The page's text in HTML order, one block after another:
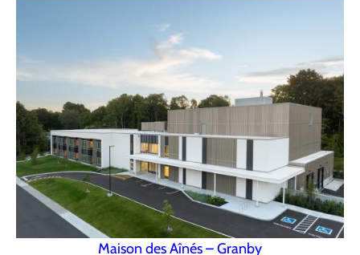
Maison des Aînés – Granby